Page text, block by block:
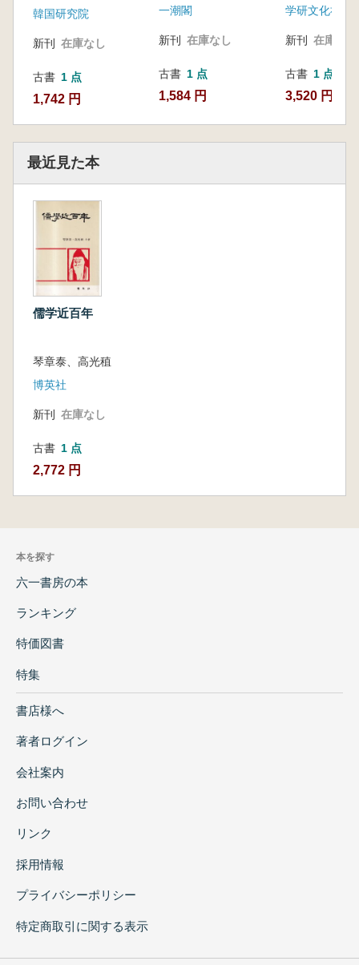
韓国研究院
新刊 在庫なし
古書 1 点
1,742 円
一潮閣
新刊 在庫なし
古書 1 点
1,584 円
学研文化社
新刊 在庫なし
古書 1 点
3,520 円
最近見た本
儒学近百年
琴章泰、高光稙
博英社
新刊 在庫なし
古書 1 点
2,772 円
本を探す
六一書房の本
ランキング
特価図書
特集
書店様へ
著者ログイン
会社案内
お問い合わせ
リンク
採用情報
プライバシーポリシー
特定商取引に関する表示